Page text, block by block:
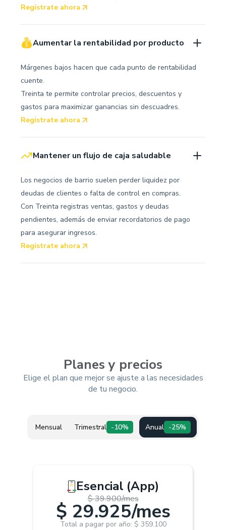
Regístrate ahora
Aumentar la rentabilidad por producto
Márgenes bajos hacen que cada punto de rentabilidad
cuente.
Treinta te permite controlar precios, descuentos y
gastos para maximizar ganancias sin descuadres.
Regístrate ahora
Mantener un flujo de caja saludable
Los negocios de barrio suelen perder liquidez por
deudas de clientes o falta de control en compras.
Con Treinta registras ventas, gastos y deudas
pendientes, además de enviar recordatorios de pago
para asegurar ingresos.
Regístrate ahora
Planes y precios
Elige el plan que mejor se ajuste a las necesidades
de tu negocio.
Mensual Trimestral -10% Anual -25%
Esencial (App)
$ 39.900/mes
$ 29.925/mes
Total a pagar por año: $ 359.100